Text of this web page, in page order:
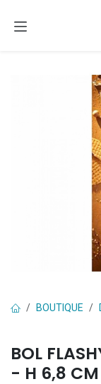
BOUTIQUE
BOL
- H 6,8 CM